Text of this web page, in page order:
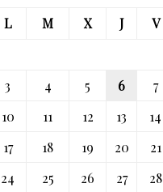
L
M X J V
3
4 5 6 7
10
11 12 13 14
17
18 19 20 21
24
25 26 27 28